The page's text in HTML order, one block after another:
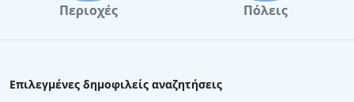
Ξενοδοχεία στο Λιμένι
Περιοχές Πόλεις
Επιλεγμένες δημοφιλείς αναζητήσεις